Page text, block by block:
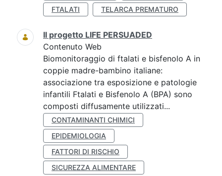
FTALATI
TELARCA PREMATURO
Il progetto LIFE PERSUADED
Contenuto Web
Biomonitoraggio di ftalati e bisfenolo A in
coppie madre-bambino italiane:
associazione tra esposizione e patologie
infantili Ftalati e Bisfenolo A (BPA) sono
composti diffusamente utilizzati...
CONTAMINANTI CHIMICI
EPIDEMIOLOGIA
FATTORI DI RISCHIO
SICUREZZA ALIMENTARE